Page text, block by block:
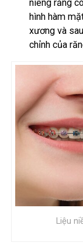
niềng răng
hình hàm
xương và
chỉnh của
Liệu